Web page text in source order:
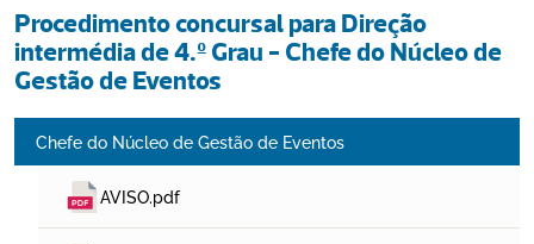
Procedimento concursal para Direção
intermédia de 4.º Grau - Chefe do Núcleo de
Gestão de Eventos
Chefe do Núcleo de Gestão de Eventos
AVISO.pdf